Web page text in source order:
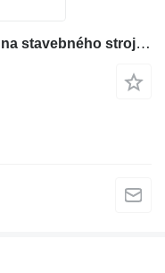
Piest SET piston complet pentru na stavebného stroja Deutz FL913